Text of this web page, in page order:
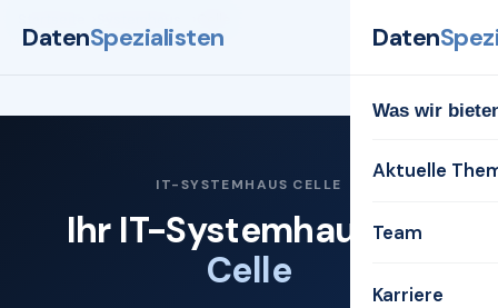
DatenSpezialisten Daten
Was wir
Aktuelle
Team
Karriere
IT-SYSTEMHAUS CELLE
Ihr IT-Systemhaus für
Celle